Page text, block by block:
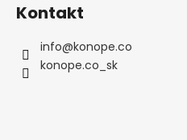
Kontakt
info@konope.co
konope.co_sk